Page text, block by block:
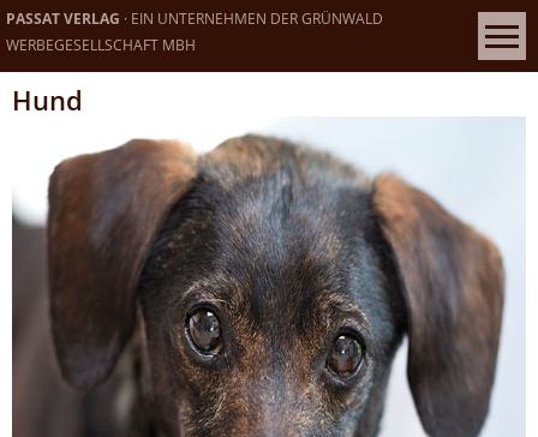
PASSAT VERLAG · EIN UNTERNEHMEN DER GRÜNWALD
WERBEGESELLSCHAFT MBH
Hund